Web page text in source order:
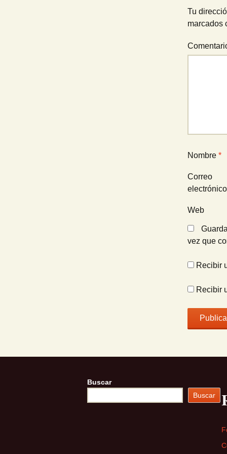
Tu
marcados
Nombre *
Correo
electrónico
Web
vez que
Recibir
Recibir
Buscar
Buscar